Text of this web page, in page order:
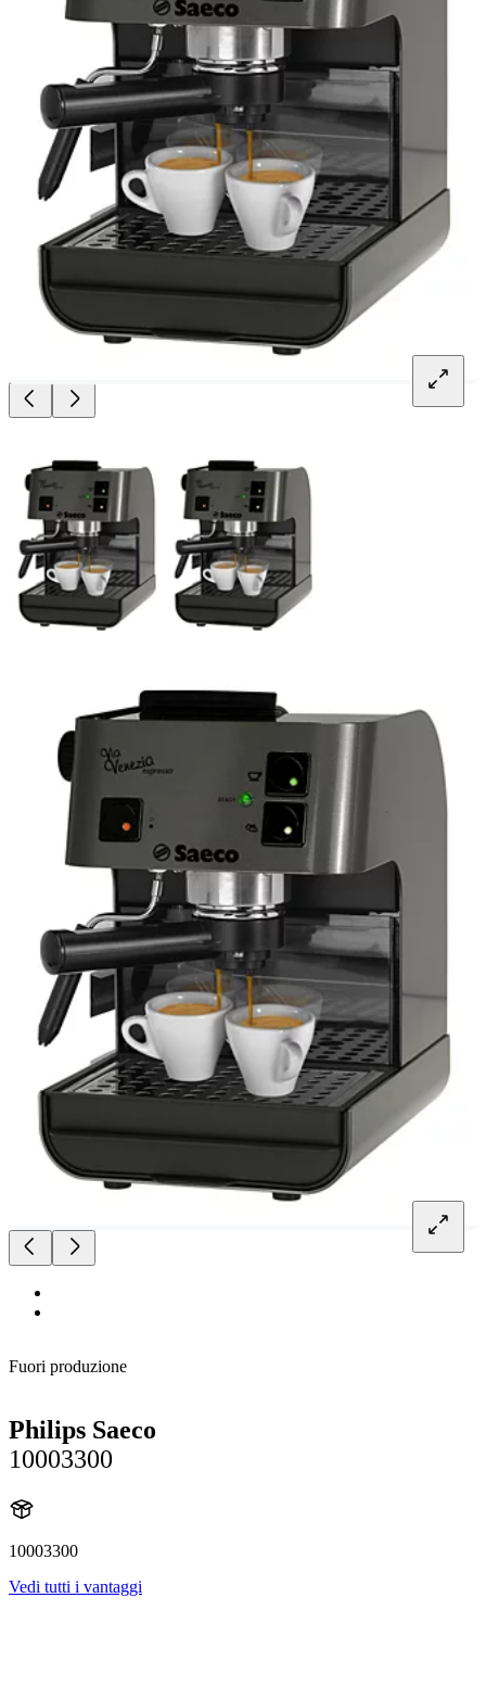
Fuori produzione
Philips Saeco
10003300
10003300
Vedi tutti i vantaggi